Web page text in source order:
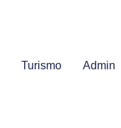
Turismo Admin